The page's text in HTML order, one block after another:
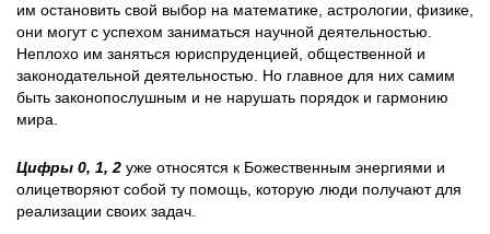
им остановить свой выбор на математике, астрологии, физике,
они могут с успехом заниматься научной деятельностью.
Неплохо им заняться юриспруденцией, общественной и
законодательной деятельностью. Но главное для них самим
быть законопослушным и не нарушать порядок и гармонию
мира.
Цифры 0, 1, 2 уже относятся к Божественным энергиями и
олицетворяют собой ту помощь, которую люди получают для
реализации своих задач.